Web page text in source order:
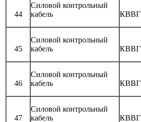
44
Силовой контрольный
кабель
КВВГ
45
Силовой контрольный
кабель
КВВГ
46
Силовой контрольный
кабель
КВВГ
47
Силовой контрольный
кабель
КВВГ